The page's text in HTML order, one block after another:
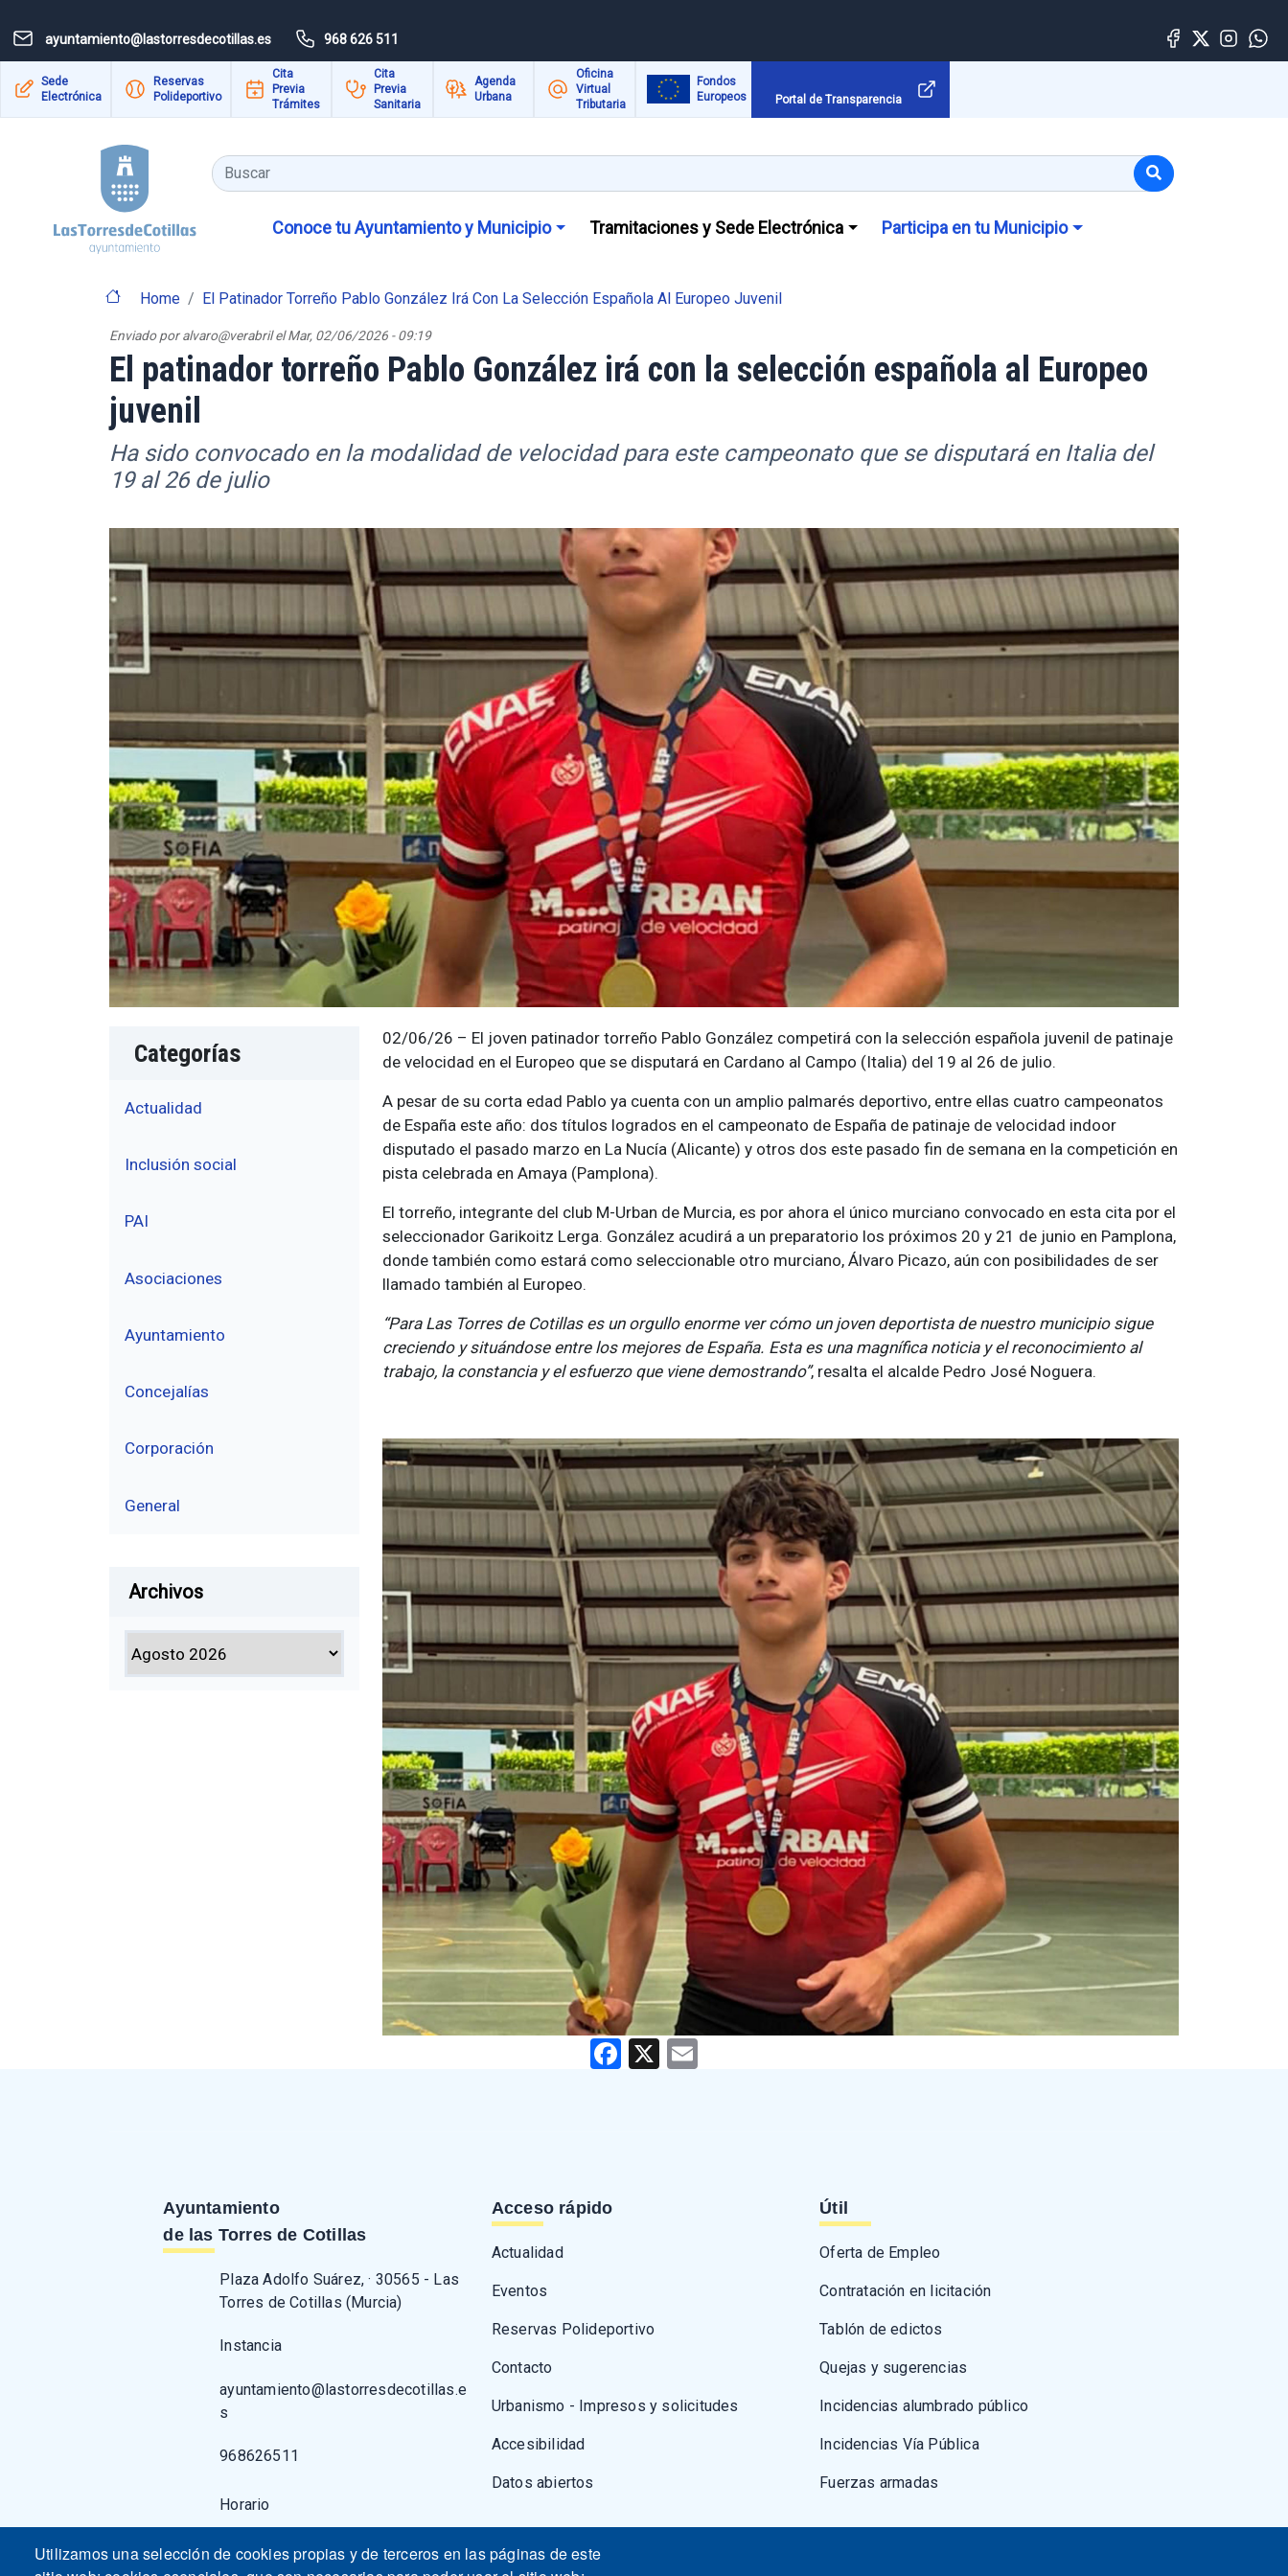
ayuntamiento@lastorresdecotillas.es 968 626 511
Sede
Electrónica
Reservas
Polideportivo
Cita
Previa
Trámites
Cita
Previa
Sanitaria
Agenda
Urbana
Oficina
Virtual
Tributaria
Fondos
Europeos
Portal de Transparencia
Buscar
Conoce tu Ayuntamiento y Municipio Tramitaciones y Sede Electrónica Participa en tu Municipio
Home El Patinador Torreño Pablo González Irá Con La Selección Española Al Europeo Juvenil
Enviado poralvaro@verabril elMar, 02/06/2026 - 09:19
El patinador torreño Pablo González irá con la selección española al Europeo
juvenil
Ha sido convocado en la modalidad de velocidad para este campeonato que se disputará en Italia del
19 al 26 de julio
Categorías
Actualidad
Inclusión social
PAI
Asociaciones
Ayuntamiento
Concejalías
Corporación
General
Archivos
02/06/26 – El joven patinador torreño Pablo González competirá con la selección española juvenil de patinaje
de velocidad en el Europeo que se disputará en Cardano al Campo (Italia) del 19 al 26 de julio.
A pesar de su corta edad Pablo ya cuenta con un amplio palmarés deportivo, entre ellas cuatro campeonatos
de España este año: dos títulos logrados en el campeonato de España de patinaje de velocidad indoor
disputado el pasado marzo en La Nucía (Alicante) y otros dos este pasado fin de semana en la competición en
pista celebrada en Amaya (Pamplona).
El torreño, integrante del club M-Urban de Murcia, es por ahora el único murciano convocado en esta cita por el
seleccionador Garikoitz Lerga. González acudirá a un preparatorio los próximos 20 y 21 de junio en Pamplona,
donde también como estará como seleccionable otro murciano, Álvaro Picazo, aún con posibilidades de ser
llamado también al Europeo.
“Para Las Torres de Cotillas es un orgullo enorme ver cómo un joven deportista de nuestro municipio sigue
creciendo y situándose entre los mejores de España. Esta es una magnífica noticia y el reconocimiento al
trabajo, la constancia y el esfuerzo que viene demostrando”, resalta el alcalde Pedro José Noguera.
Facebook
X
Ayuntamiento
de las Torres de Cotillas
Plaza Adolfo Suárez, · 30565 - Las
Torres de Cotillas (Murcia)
Instancia
ayuntamiento@lastorresdecotillas.e
s
968626511
Horario
Acceso rápido
Actualidad
Eventos
Reservas Polideportivo
Contacto
Urbanismo - Impresos y solicitudes
Accesibilidad
Datos abiertos
Útil
Oferta de Empleo
Contratación en licitación
Tablón de edictos
Quejas y sugerencias
Incidencias alumbrado público
Incidencias Vía Pública
Fuerzas armadas
Utilizamos una selección de cookies propias y de terceros en las páginas de este